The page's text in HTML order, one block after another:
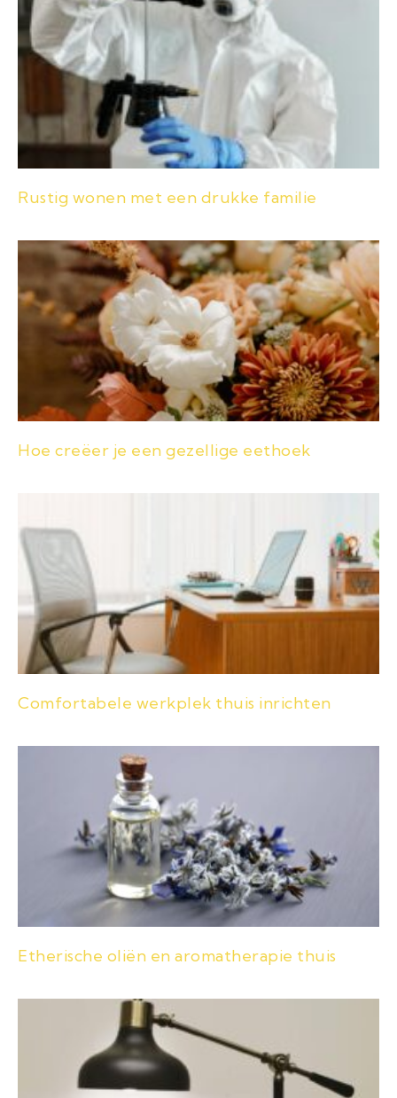
Rustig wonen met een drukke familie
Hoe creëer je een gezellige eethoek
Comfortabele werkplek thuis inrichten
Etherische oliën en aromatherapie thuis